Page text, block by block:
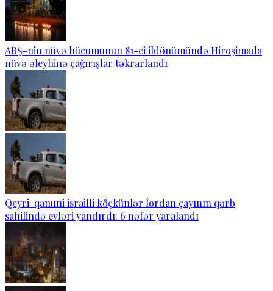
ABŞ-nin nüvə hücumunun 81-ci ildönümündə Hiroşimada
nüvə əleyhinə çağırışlar təkrarlandı
Qeyri-qanuni israilli köçkünlər İordan çayının qərb
sahilində evləri yandırdı: 6 nəfər yaralandı